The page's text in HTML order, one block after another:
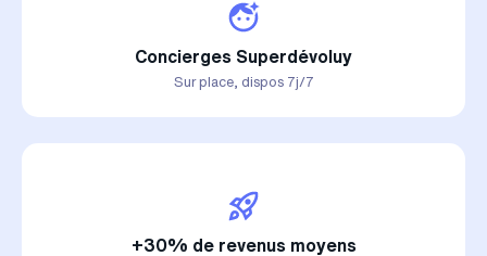
Concierges Superdévoluy
Sur place, dispos 7j/7
+30% de revenus moyens